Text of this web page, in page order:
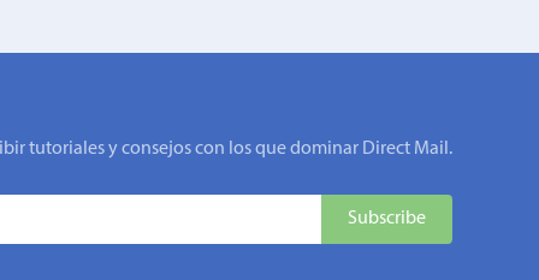
tutoriales y consejos con los que dominar Direct Mail.